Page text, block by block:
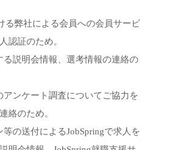
る弊社による会員への会員サービ
認証のため。
る説明会情報、選考情報の連絡の
アンケート調査についてご協力を
絡のため。
の送付によるJobSpringで求人を